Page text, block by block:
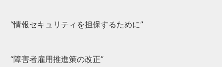
“情報セキュリティを担保するために”
“障害者雇用推進策の改正”